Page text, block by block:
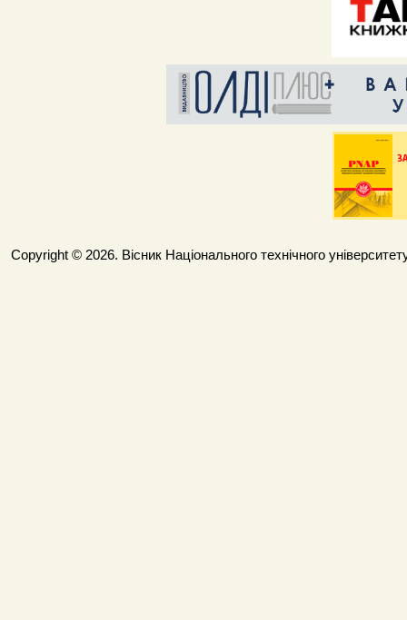
Copyright © 2026. Вісник Національного технічного